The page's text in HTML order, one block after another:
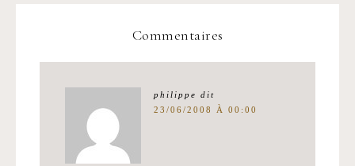
Commentaires
philippe dit
23/06/2008 À 00:00